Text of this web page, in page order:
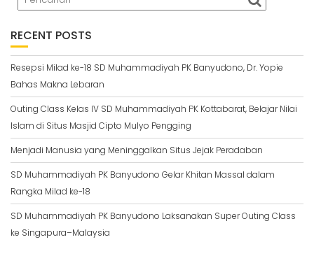
RECENT POSTS
Resepsi Milad ke-18 SD Muhammadiyah PK Banyudono, Dr. Yopie
Bahas Makna Lebaran
Outing Class Kelas IV SD Muhammadiyah PK Kottabarat, Belajar Nilai
Islam di Situs Masjid Cipto Mulyo Pengging
Menjadi Manusia yang Meninggalkan Situs Jejak Peradaban
SD Muhammadiyah PK Banyudono Gelar Khitan Massal dalam
Rangka Milad ke-18
SD Muhammadiyah PK Banyudono Laksanakan Super Outing Class
ke Singapura–Malaysia